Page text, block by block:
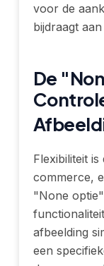
voor de
bijdraagt aan
De
Flexibiliteit
commerce,
"None
afbeelding
een